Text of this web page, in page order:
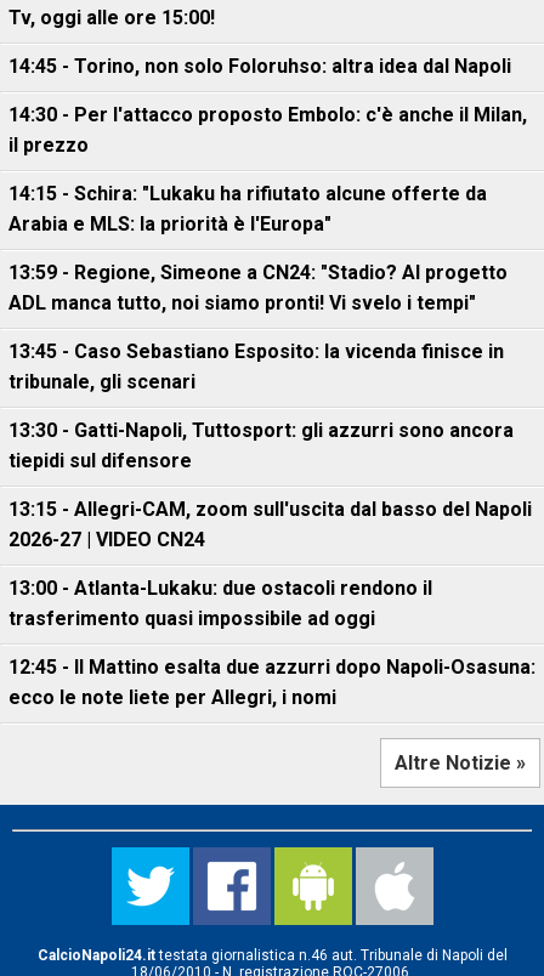
Tv, oggi alle ore 15:00!
14:45 - Torino, non solo Foloruhso: altra idea dal Napoli
14:30 - Per l'attacco proposto Embolo: c'è anche il Milan,
il prezzo
14:15 - Schira: "Lukaku ha rifiutato alcune offerte da
Arabia e MLS: la priorità è l'Europa"
13:59 - Regione, Simeone a CN24: "Stadio? Al progetto
ADL manca tutto, noi siamo pronti! Vi svelo i tempi"
13:45 - Caso Sebastiano Esposito: la vicenda finisce in
tribunale, gli scenari
13:30 - Gatti-Napoli, Tuttosport: gli azzurri sono ancora
tiepidi sul difensore
13:15 - Allegri-CAM, zoom sull'uscita dal basso del Napoli
2026-27 | VIDEO CN24
13:00 - Atlanta-Lukaku: due ostacoli rendono il
trasferimento quasi impossibile ad oggi
12:45 - Il Mattino esalta due azzurri dopo Napoli-Osasuna:
ecco le note liete per Allegri, i nomi
Altre Notizie »
CalcioNapoli24.ittestata giornalistica n.46 aut. Tribunale di Napoli del
18/06/2010 - N. registrazione ROC-27006.